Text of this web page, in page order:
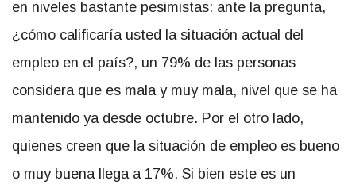
en niveles bastante pesimistas: ante la pregunta,
¿cómo calificaría usted la situación actual del
empleo en el país?, un 79% de las personas
considera que es mala y muy mala, nivel que se ha
mantenido ya desde octubre. Por el otro lado,
quienes creen que la situación de empleo es bueno
o muy buena llega a 17%. Si bien este es un